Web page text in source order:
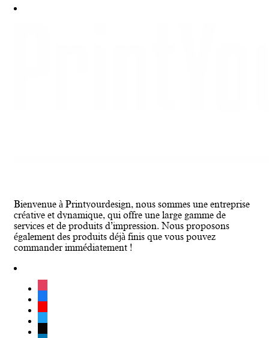
Bienvenue à Printyourdesign, nous sommes une entreprise
créative et dynamique, qui offre une large gamme de
services et de produits d’impression. Nous proposons
également des produits déjà finis que vous pouvez
commander immédiatement !
instagram
facebook
youtube
twitter
tiktok